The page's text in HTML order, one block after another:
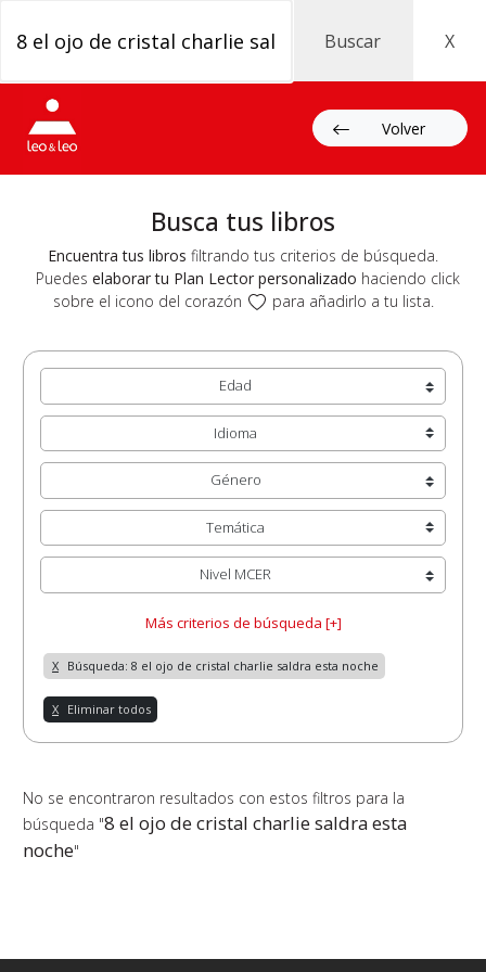
PlanLector
Volver
Busca tus libros
Encuentra tus libros filtrando tus criterios de búsqueda.
Puedes elaborar tu Plan Lector personalizado haciendo click
sobre el icono del corazón
para añadirlo a tu lista.
Edad
Idioma
Género
Temática
Nivel MCER
Más criterios de búsqueda [+]
X Búsqueda: 8 el ojo de cristal charlie saldra esta noche
X Eliminar todos
No se encontraron resultados con estos filtros para la
búsqueda "8 el ojo de cristal charlie saldra esta
noche"